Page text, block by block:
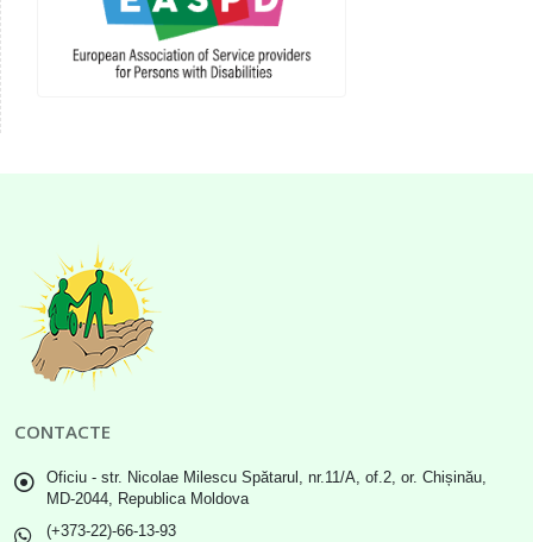
CONTACTE
Oficiu - str. Nicolae Milescu Spătarul, nr.11/A, of.2, or. Chișinău,
MD-2044, Republica Moldova
(+373-22)-66-13-93